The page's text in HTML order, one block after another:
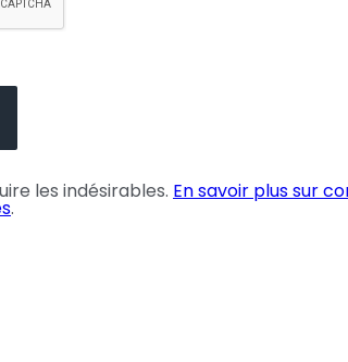
les indésirables. En savoir plus sur
.